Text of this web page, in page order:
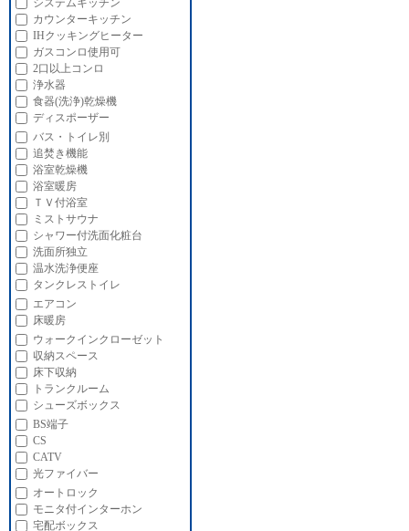
システムキッチン
カウンターキッチン
IHクッキングヒーター
ガスコンロ使用可
2口以上コンロ
浄水器
食器(洗浄)乾燥機
ディスポーザー
バス・トイレ別
追焚き機能
浴室乾燥機
浴室暖房
ＴＶ付浴室
ミストサウナ
シャワー付洗面化粧台
洗面所独立
温水洗浄便座
タンクレストイレ
エアコン
床暖房
ウォークインクローゼット
収納スペース
床下収納
トランクルーム
シューズボックス
BS端子
CS
CATV
光ファイバー
オートロック
モニタ付インターホン
宅配ボックス